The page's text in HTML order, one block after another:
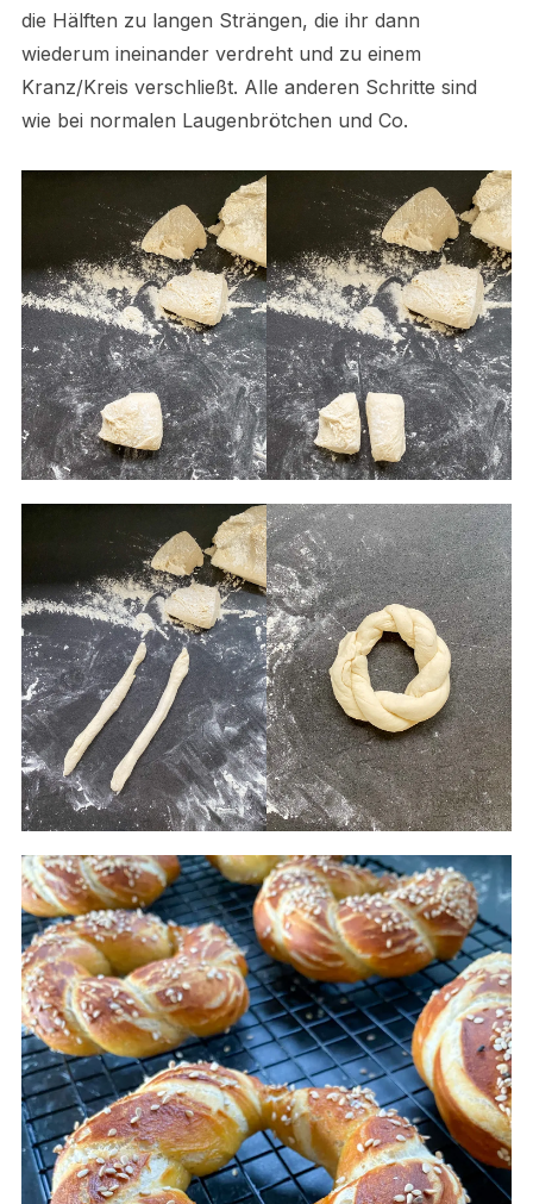
die Hälften zu langen Strängen, die ihr dann
wiederum ineinander verdreht und zu einem
Kranz/Kreis verschließt. Alle anderen Schritte sind
wie bei normalen Laugenbrötchen und Co.